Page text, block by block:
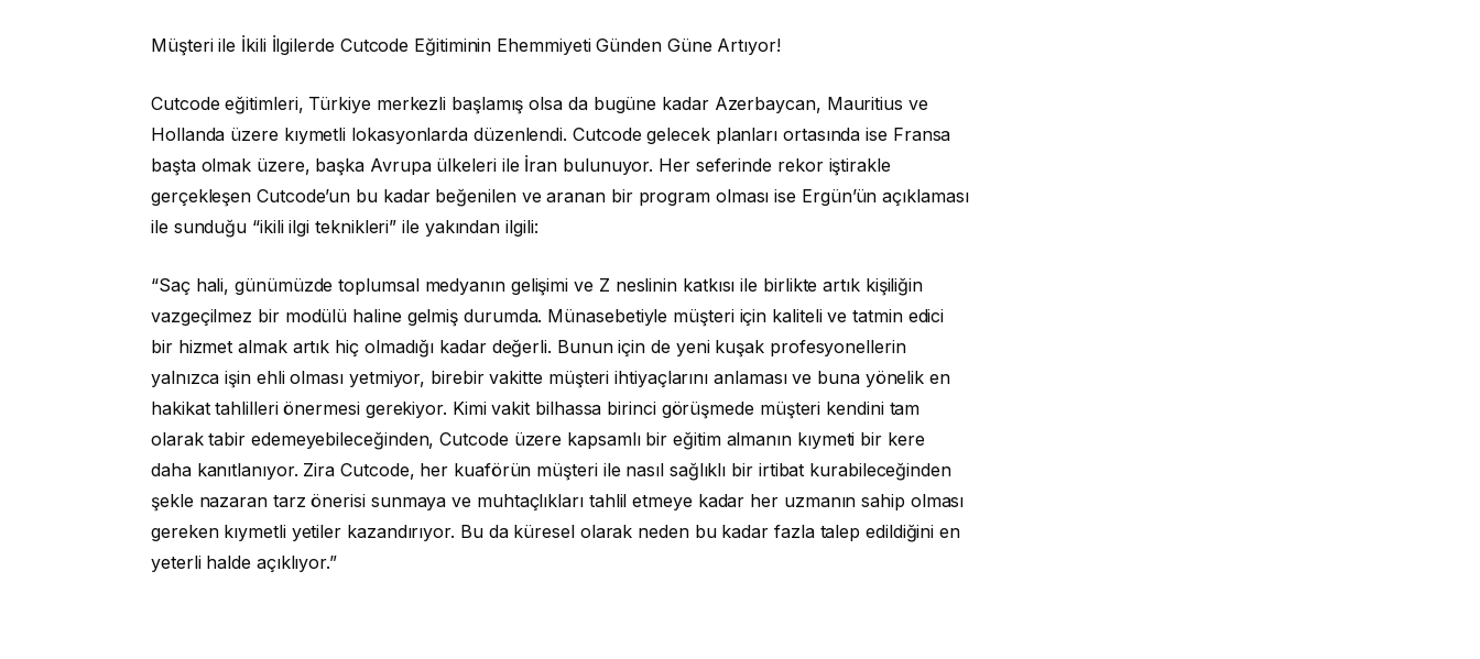
Müşteri ile İkili İlgilerde Cutcode Eğitiminin Ehemmiyeti Günden Güne Artıyor!
Cutcode eğitimleri, Türkiye merkezli başlamış olsa da bugüne kadar Azerbaycan, Mauritius ve
Hollanda üzere kıymetli lokasyonlarda düzenlendi. Cutcode gelecek planları ortasında ise Fransa
başta olmak üzere, başka Avrupa ülkeleri ile İran bulunuyor. Her seferinde rekor iştirakle
gerçekleşen Cutcode’un bu kadar beğenilen ve aranan bir program olması ise Ergün’ün açıklaması
ile sunduğu “ikili ilgi teknikleri” ile yakından ilgili:
“Saç hali, günümüzde toplumsal medyanın gelişimi ve Z neslinin katkısı ile birlikte artık kişiliğin
vazgeçilmez bir modülü haline gelmiş durumda. Münasebetiyle müşteri için kaliteli ve tatmin edici
bir hizmet almak artık hiç olmadığı kadar değerli. Bunun için de yeni kuşak profesyonellerin
yalnızca işin ehli olması yetmiyor, birebir vakitte müşteri ihtiyaçlarını anlaması ve buna yönelik en
hakikat tahlilleri önermesi gerekiyor. Kimi vakit bilhassa birinci görüşmede müşteri kendini tam
olarak tabir edemeyebileceğinden, Cutcode üzere kapsamlı bir eğitim almanın kıymeti bir kere
daha kanıtlanıyor. Zira Cutcode, her kuaförün müşteri ile nasıl sağlıklı bir irtibat kurabileceğinden
şekle nazaran tarz önerisi sunmaya ve muhtaçlıkları tahlil etmeye kadar her uzmanın sahip olması
gereken kıymetli yetiler kazandırıyor. Bu da küresel olarak neden bu kadar fazla talep edildiğini en
yeterli halde açıklıyor.”